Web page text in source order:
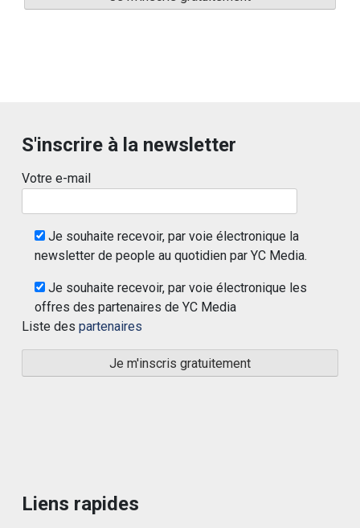
S'inscrire à la newsletter
Votre e-mail
Je souhaite recevoir, par voie électronique la
newsletter de people au quotidien par YC Media.
Je souhaite recevoir, par voie électronique les
offres des partenaires de YC Media
Liste des partenaires
Liens rapides